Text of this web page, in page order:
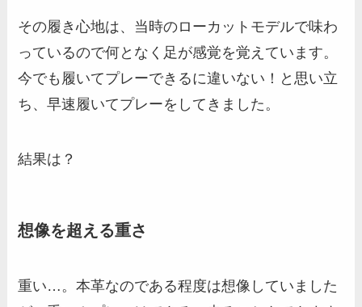
その履き心地は、当時のローカットモデルで味わ
っているので何となく足が感覚を覚えています。
今でも履いてプレーできるに違いない！と思い立
ち、早速履いてプレーをしてきました。
結果は？
想像を超える重さ
重い…。本革なのである程度は想像していました